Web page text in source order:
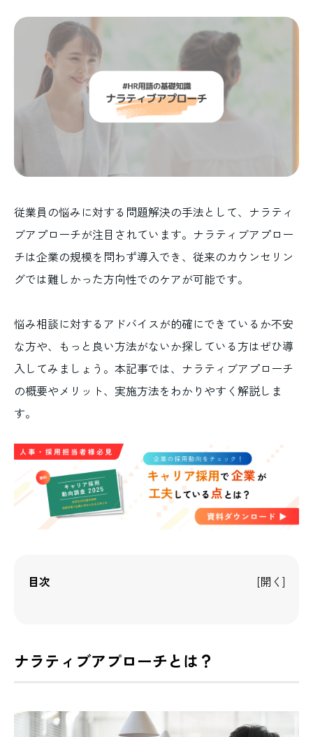
従業員の悩みに対する問題解決の手法として、ナラティ
ブアプローチが注目されています。ナラティブアプロー
チは企業の規模を問わず導入でき、従来のカウンセリン
グでは難しかった方向性でのケアが可能です。
悩み相談に対するアドバイスが的確にできているか不安
な方や、もっと良い方法がないか探している方はぜひ導
入してみましょう。本記事では、ナラティブアプローチ
の概要やメリット、実施方法をわかりやすく解説しま
す。
目次
ナラティブアプローチとは？